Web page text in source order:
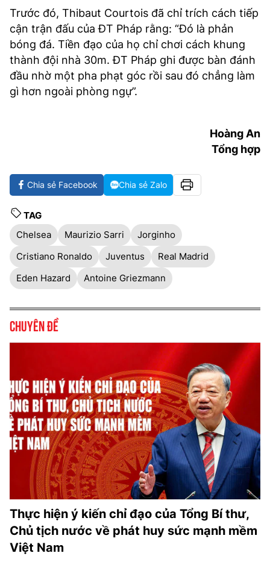
Trước đó, Thibaut Courtois đã chỉ trích cách tiếp
cận trận đấu của ĐT Pháp rằng: “Đó là phản
bóng đá. Tiền đạo của họ chỉ chơi cách khung
thành đội nhà 30m. ĐT Pháp ghi được bàn đánh
đầu nhờ một pha phạt góc rồi sau đó chẳng làm
gì hơn ngoài phòng ngự”.
Hoàng An
Tổng hợp
Chia sẻ Facebook Chia sẻ Zalo
TAG
Chelsea
Maurizio Sarri
Jorginho
Cristiano Ronaldo
Juventus
Real Madrid
Eden Hazard
Antoine Griezmann
Chuyên đề
Thực hiện ý kiến chỉ đạo của Tổng Bí thư,
Chủ tịch nước về phát huy sức mạnh mềm
Việt Nam